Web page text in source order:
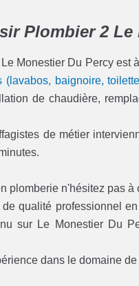
Plombier 2 Le
Monestier Du Percy est
(lavabos, baignoire,
de chaudière,
de métier
plomberie n'hésitez pas
qualité professionnel
sur Le Monestier Du
dans le domaine